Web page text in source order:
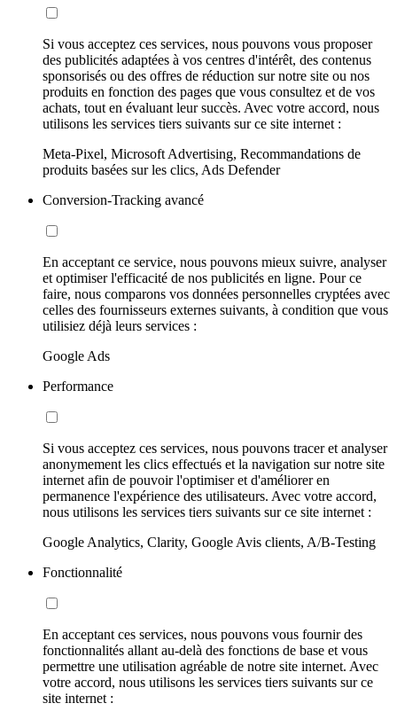
Si vous acceptez ces services, nous pouvons vous proposer
des publicités adaptées à vos centres d'intérêt, des contenus
sponsorisés ou des offres de réduction sur notre site ou nos
produits en fonction des pages que vous consultez et de vos
achats, tout en évaluant leur succès. Avec votre accord, nous
utilisons les services tiers suivants sur ce site internet :
Meta-Pixel, Microsoft Advertising, Recommandations de
produits basées sur les clics, Ads Defender
Conversion-Tracking avancé
En acceptant ce service, nous pouvons mieux suivre, analyser
et optimiser l'efficacité de nos publicités en ligne. Pour ce
faire, nous comparons vos données personnelles cryptées avec
celles des fournisseurs externes suivants, à condition que vous
utilisiez déjà leurs services :
Google Ads
Performance
Si vous acceptez ces services, nous pouvons tracer et analyser
anonymement les clics effectués et la navigation sur notre site
internet afin de pouvoir l'optimiser et d'améliorer en
permanence l'expérience des utilisateurs. Avec votre accord,
nous utilisons les services tiers suivants sur ce site internet :
Google Analytics, Clarity, Google Avis clients, A/B-Testing
Fonctionnalité
En acceptant ces services, nous pouvons vous fournir des
fonctionnalités allant au-delà des fonctions de base et vous
permettre une utilisation agréable de notre site internet. Avec
votre accord, nous utilisons les services tiers suivants sur ce
site internet :